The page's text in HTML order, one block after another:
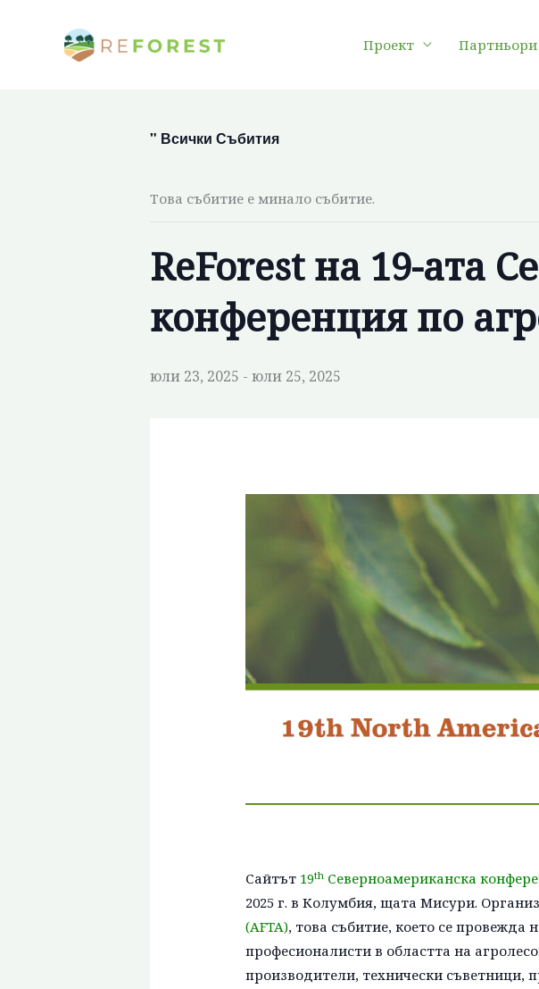
съдържанието
Проект Партньори
" Всички Събития
Това събитие е минало събитие.
ReForest на 19-ата
конференция по
юли 23, 2025 - юли 25, 2025
Сайтът 19thСеверноамериканска
2025 г. в Колумбия, щата Мисури.
(AFTA), това събитие, което се провежда
професионалисти в областта на
производители, технически съветници,